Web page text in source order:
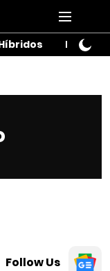
Motos
Follow Us